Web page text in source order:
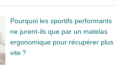
Pourquoi les sportifs performants
ne jurent-ils que par un matelas
ergonomique pour récupérer plus
vite ?